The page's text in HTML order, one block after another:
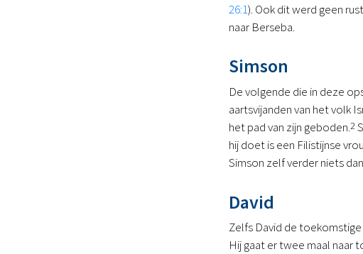
26:1). Ook dit werd geen
naar Berseba.
Simson
De volgende die in deze
aartsvijanden van het volk
het pad van zijn geboden.2
hij doet is een Filistijnse
Simson zelf verder niets
David
Zelfs David de toekomstige
Hij gaat er twee maal naar